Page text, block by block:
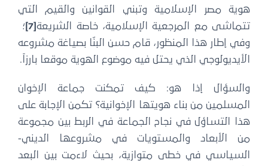
هوية مصر الإسلامية وتبني القوانين والقيم التي
تتماشى مع المرجعية الإسلامية، خاصة الشريعة[7]
؛
وفي إطار هذا المنظور، قام حسن البنّا بصياغة مشروعه
الأيديولوجي الذي يحتل فيه موضوع الهوية موقعا بارزاً.
والسؤال إذا هو: كيف تمكنت جماعة الإخوان
المسلمين من بناء هويتها الإخوانية؟ تكمن الإجابة على
هذا التساؤل في نجاح الجماعة في الربط بين مجموعة
من الأبعاد والمستويات في مشروعها الديني-
السياسي في خطى متوازية، بحيث لاءمت بين البعد